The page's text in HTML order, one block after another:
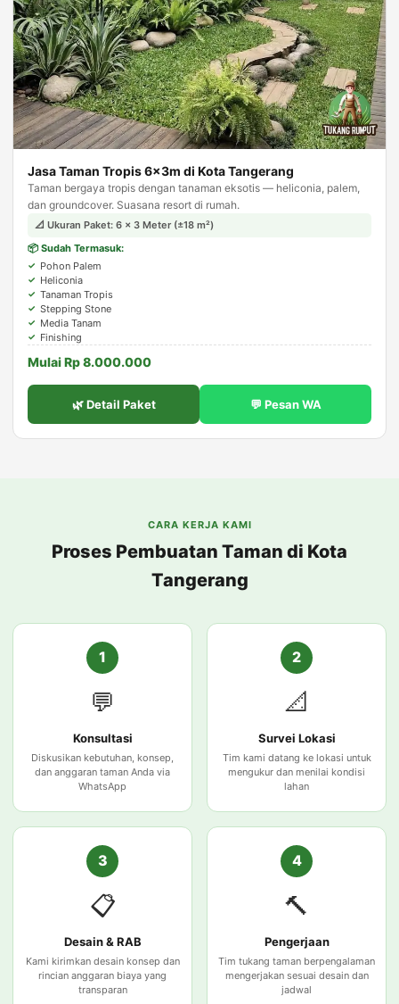
Jasa Taman Tropis 6×3m di Kota Tangerang
Taman bergaya tropis dengan tanaman eksotis — heliconia, palem,
dan groundcover. Suasana resort di rumah.
📐 Ukuran Paket: 6 × 3 Meter (±18 m²)
📦 Sudah Termasuk:
Pohon Palem
Heliconia
Tanaman Tropis
Stepping Stone
Media Tanam
Finishing
Mulai Rp 8.000.000
🌿 Detail Paket 💬 Pesan WA
CARA KERJA KAMI
Proses Pembuatan Taman di Kota
Tangerang
1
💬
Konsultasi
Diskusikan kebutuhan, konsep,
dan anggaran taman Anda via
WhatsApp
2
📐
Survei Lokasi
Tim kami datang ke lokasi untuk
mengukur dan menilai kondisi
lahan
3
📋
Desain & RAB
Kami kirimkan desain konsep dan
rincian anggaran biaya yang
transparan
4
🔨
Pengerjaan
Tim tukang taman berpengalaman
mengerjakan sesuai desain dan
jadwal